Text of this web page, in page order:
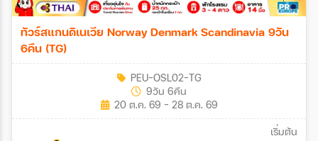
ทัวร์สแกนดิเนเวีย Norway Denmark Scandinavia 9วัน
6คืน (TG)
PEU-OSL02-TG
9วัน 6คืน
20 ต.ค. 69 - 28 ต.ค. 69
เริ่มต้น